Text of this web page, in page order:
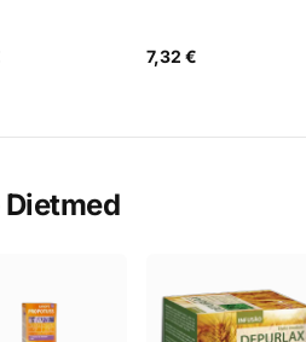
7,32 €
Dietmed